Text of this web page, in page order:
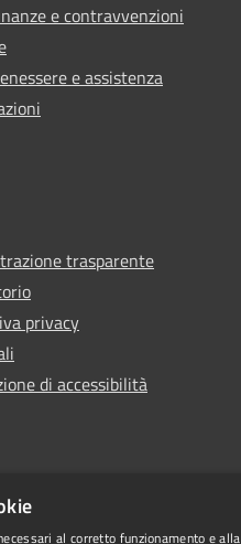
e contravvenzioni
e assistenza
trasparente
privacy
di accessibilità
al corretto funzionamento e alla